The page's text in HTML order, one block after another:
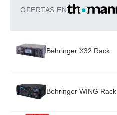
OFERTAS EN
Behringer X32 Rack
Behringer WING Rack